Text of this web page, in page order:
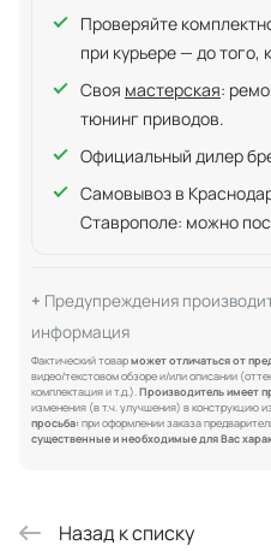
Проверяйте
при курьере — до того,
Своя мастерская:
тюнинг приводов.
Официальный дилер
Самовывоз в
Ставрополе: можно
Предупреждения
информация
Фактический товарможет отличаться от
видео/текстовом обзоре и/или описании
комплектация и т.д.).Производитель имеет
изменения (в т.ч. улучшения) в конструкцию
просьба: при оформлении заказа
существенные и необходимые для Вас
Назад к списку